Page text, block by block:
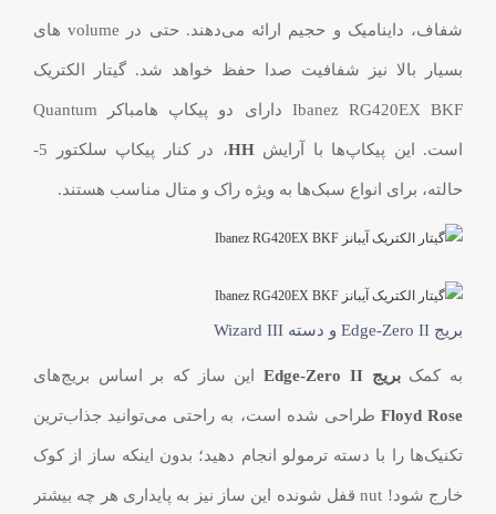
شفاف، داینامیک و حجیم ارائه می‌دهند. حتی در volume های
بسیار بالا نیز شفافیت صدا حفظ خواهد شد. گیتار الکتریک
Ibanez RG420EX BKF دارای دو پیکاپ هامباکر Quantum
است. این پیکاپ‌ها با آرایشHH ، در کنار پیکاپ سلکتور 5-
حالته، برای انواع سبک‌ها به ویژه راک و متال مناسب هستند.
بریج Edge-Zero II و دسته Wizard III
به کمکبریج Edge-Zero II این ساز که بر اساس بریج‌های
Floyd Rose طراحی شده است، به راحتی می‌توانید جذاب‌ترین
تکنیک‌ها را با دسته ترمولو انجام دهید؛ بدون اینکه ساز از کوک
خارج شود! nut قفل شونده این ساز نیز به پایداری هر چه بیشتر